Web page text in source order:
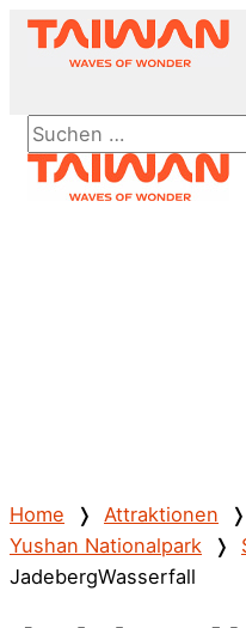
Zum
Inhalt
Above
Header
Suchen …
Home ❭ Attraktionen ❭
Yushan Nationalpark ❭
JadebergWasserfall